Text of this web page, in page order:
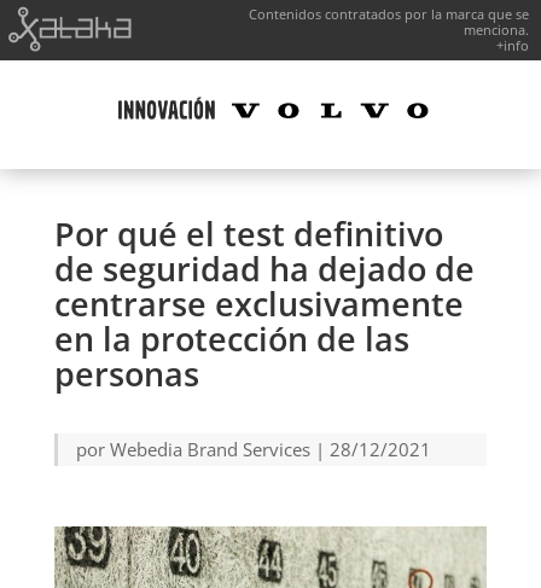
Contenidos contratados por la marca que se
menciona.
+info
Por qué el test definitivo
de seguridad ha dejado de
centrarse exclusivamente
en la protección de las
personas
por Webedia Brand Services| 28/12/2021